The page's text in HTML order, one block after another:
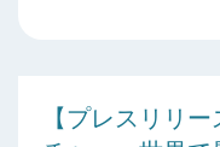
【プレスリリ